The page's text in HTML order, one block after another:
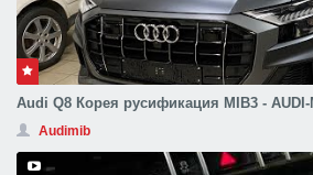
Audi Q8 Корея русификация MIB3 - AUDI-
Audimib